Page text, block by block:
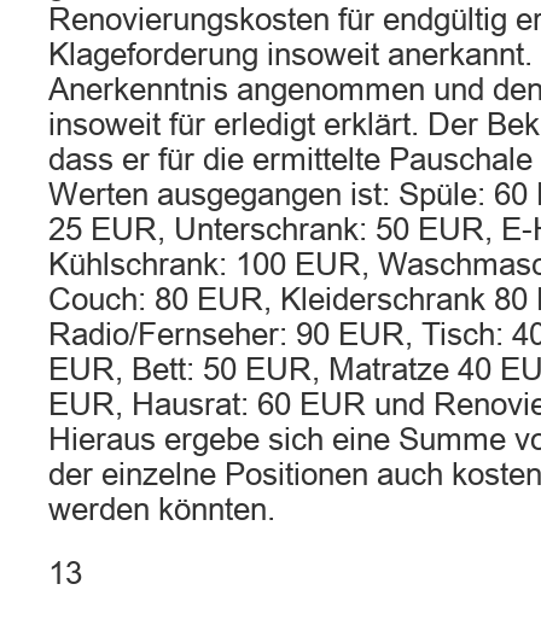
Renovierungskosten für endgültig
Klageforderung insoweit
Anerkenntnis angenommen und
insoweit für erledigt erklärt. Der
dass er für die ermittelte
Werten ausgegangen ist: Spüle:
25 EUR, Unterschrank: 50 EUR,
Kühlschrank: 100 EUR,
Couch: 80 EUR, Kleiderschrank 80
Radio/Fernseher: 90 EUR, Tisch:
EUR, Bett: 50 EUR, Matratze 40
EUR, Hausrat: 60 EUR und
Hieraus ergebe sich eine Summe
der einzelne Positionen auch
werden könnten.
13